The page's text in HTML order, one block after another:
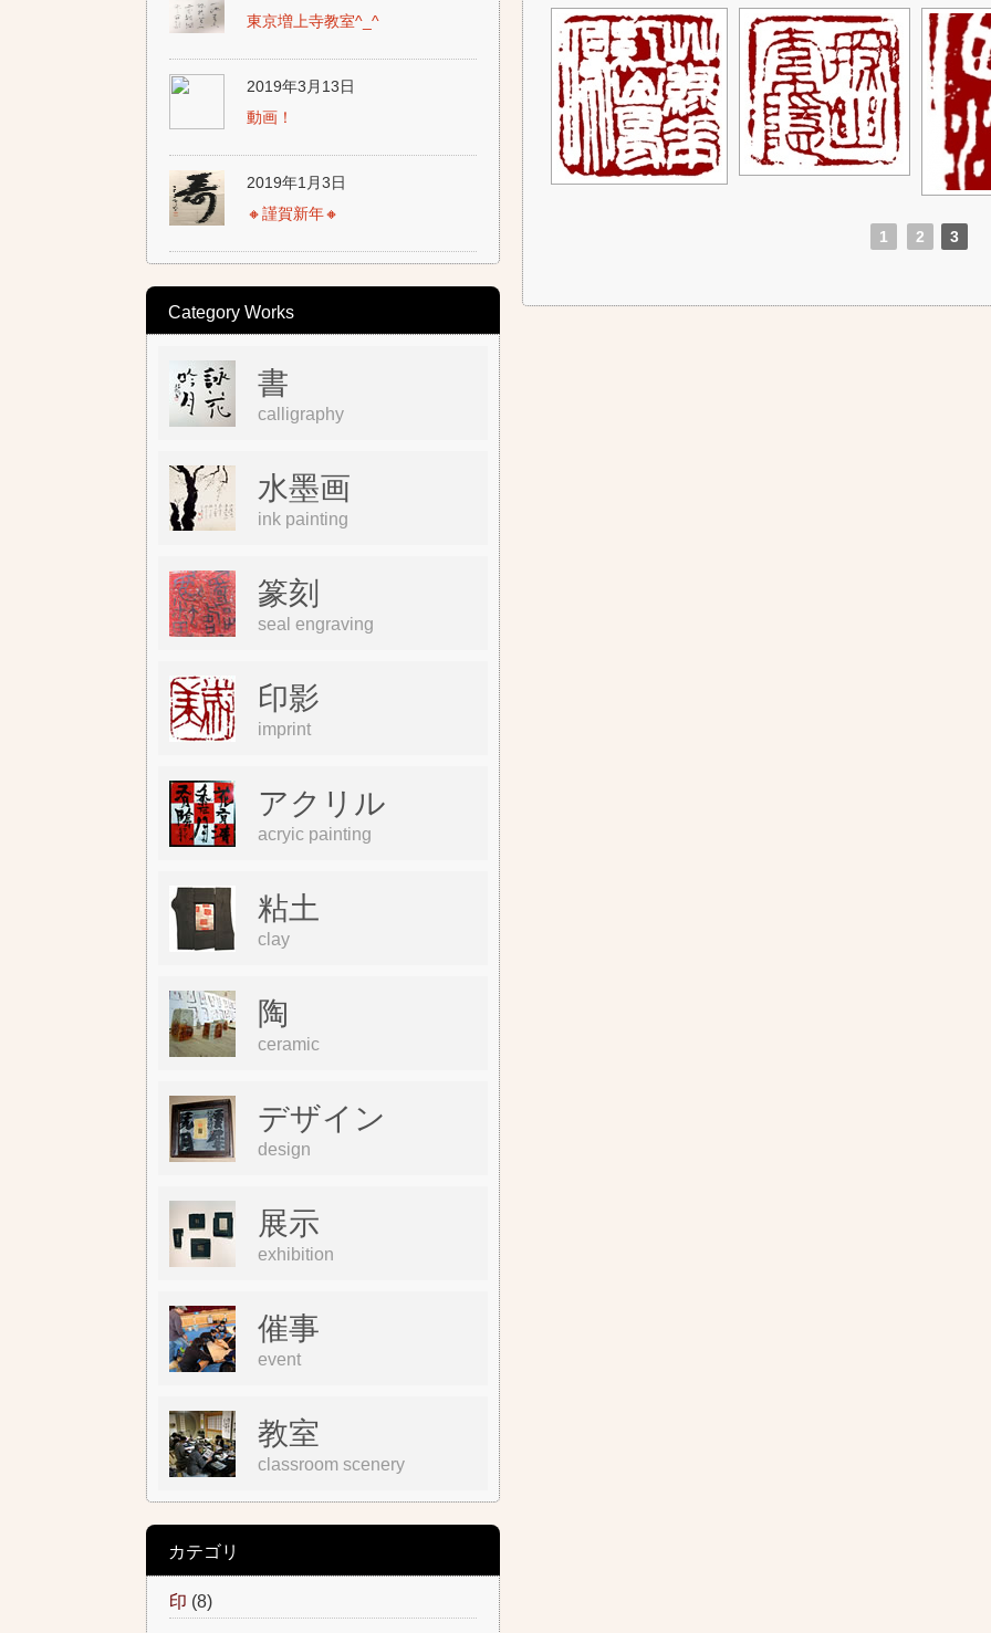
1 2 3
東京増上寺教室^_^
2019年3月13日
動画！
2019年1月3日
🔸謹賀新年🔸
Category Works
書
calligraphy
水墨画
ink painting
篆刻
seal engraving
印影
imprint
アクリル
acryic painting
粘土
clay
陶
ceramic
デザイン
design
展示
exhibition
催事
event
教室
classroom scenery
カテゴリ
印 (8)